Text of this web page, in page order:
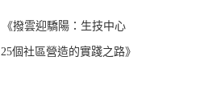
撥雲迎驕陽：生技中心
個社區營造的實踐之路》